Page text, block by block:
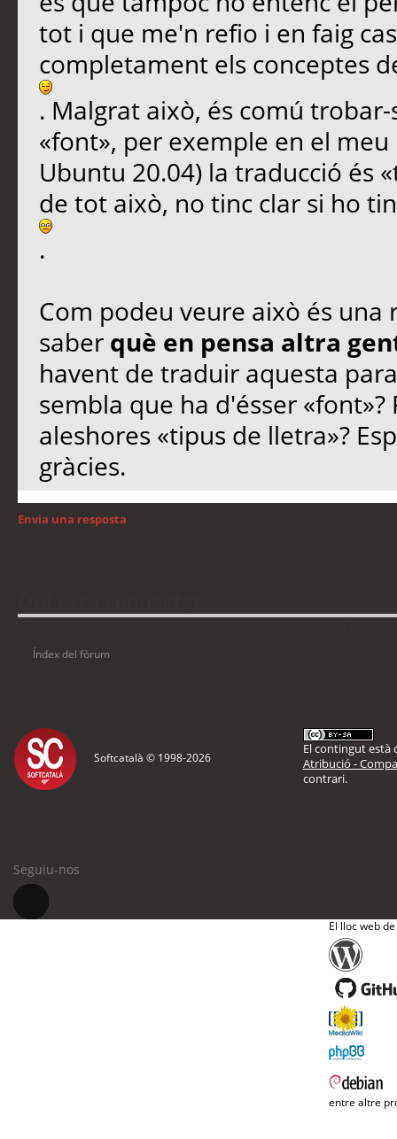
tot i que me'n refio i en faig
completament els conceptes
. Malgrat això, és comú
«font», per exemple en el
Ubuntu 20.04) la traducció és
de tot això, no tinc clar si ho
.
Com podeu veure això és
saber què en pensa altra
havent de traduir aquesta
sembla que ha d'ésser
aleshores «tipus de lletra»?
gràcies.
Envia una resposta
Índex del fòrum
Softcatalà © 1998-2026
El contingut està
Atribució -
contrari.
Seguiu-nos
El lloc web
entre altre